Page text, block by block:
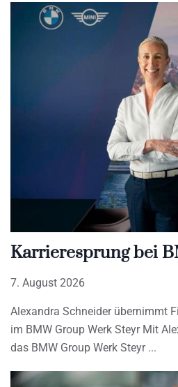
Karrieresprung bei
7. August 2026
Alexandra Schneider übernimmt
im BMW Group Werk Steyr Mit
das BMW Group Werk Steyr